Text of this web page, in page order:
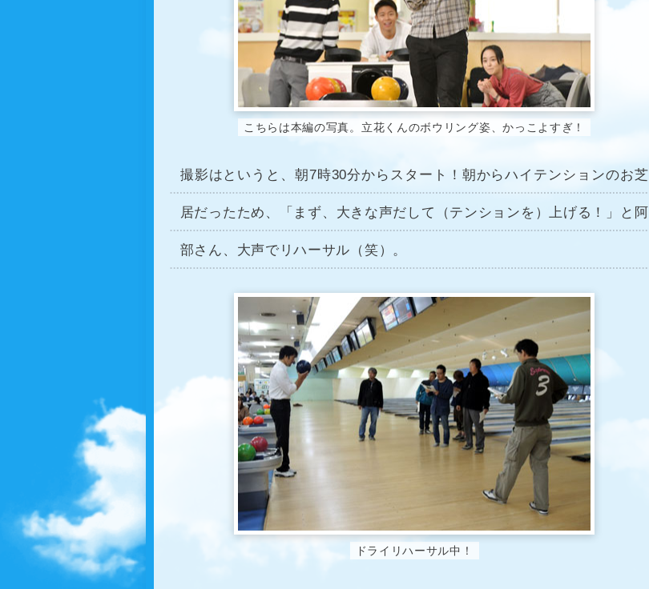
こちらは本編の写真。立花くんのボウリング姿、かっこよすぎ！
撮影はというと、朝7時30分からスタート！朝からハイテンションのお芝
居だったため、「まず、大きな声だして（テンションを）上げる！」と阿
部さん、大声でリハーサル（笑）。
ドライリハーサル中！